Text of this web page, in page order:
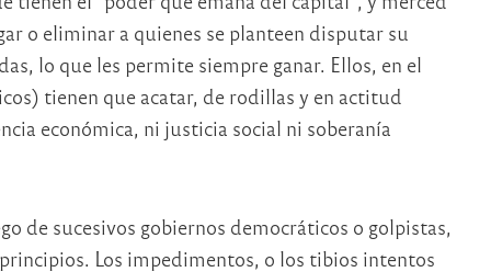
o eliminar a quienes se planteen disputar su
lo que les permite siempre ganar. Ellos, en el
tienen que acatar, de rodillas y en actitud
económica, ni justicia social ni soberanía
de sucesivos gobiernos democráticos o golpistas,
Los impedimentos, o los tibios intentos